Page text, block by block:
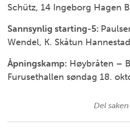
Schütz, 14 Ingeborg Hagen
Sannsynlig starting-5:
Wendel, K. Skåtun
Åpningskamp: Høybråten –
Furusethallen søndag 18.
Del saken